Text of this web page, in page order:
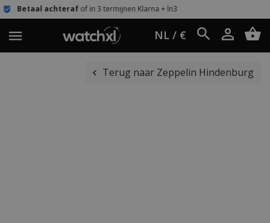
in 3 termijnen Klarna + ln3
NL / €
Terug naar Zeppelin Hindenburg